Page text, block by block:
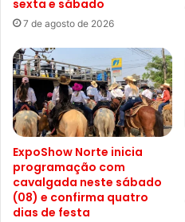
sexta e sábado
7 de agosto de 2026
ExpoShow Norte inicia
programação com
cavalgada neste sábado
(08) e confirma quatro
dias de festa